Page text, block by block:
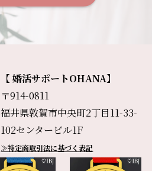
【 婚活サポートOHANA】
〒914-0811
福井県敦賀市中央町2丁目11-33-
102センタービル1F
≫特定商取引法に基づく表記